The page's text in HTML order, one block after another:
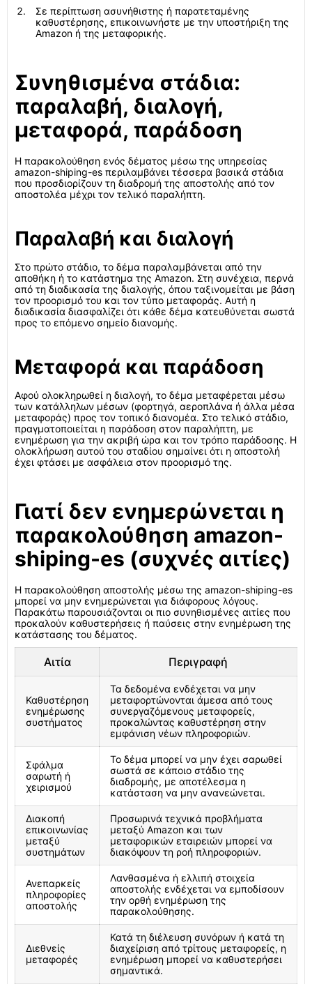
Σε περίπτωση ασυνήθιστης ή παρατεταμένης
καθυστέρησης, επικοινωνήστε με την υποστήριξη της
Amazon ή της μεταφορικής.
Συνηθισμένα στάδια:
παραλαβή, διαλογή,
μεταφορά, παράδοση
Η παρακολούθηση ενός δέματος μέσω της υπηρεσίας
amazon-shiping-es περιλαμβάνει τέσσερα βασικά στάδια
που προσδιορίζουν τη διαδρομή της αποστολής από τον
αποστολέα μέχρι τον τελικό παραλήπτη.
Παραλαβή και διαλογή
Στο πρώτο στάδιο, το δέμα παραλαμβάνεται από την
αποθήκη ή το κατάστημα της Amazon. Στη συνέχεια, περνά
από τη διαδικασία της διαλογής, όπου ταξινομείται με βάση
τον προορισμό του και τον τύπο μεταφοράς. Αυτή η
διαδικασία διασφαλίζει ότι κάθε δέμα κατευθύνεται σωστά
προς το επόμενο σημείο διανομής.
Μεταφορά και παράδοση
Αφού ολοκληρωθεί η διαλογή, το δέμα μεταφέρεται μέσω
των κατάλληλων μέσων (φορτηγά, αεροπλάνα ή άλλα μέσα
μεταφοράς) προς τον τοπικό διανομέα. Στο τελικό στάδιο,
πραγματοποιείται η παράδοση στον παραλήπτη, με
ενημέρωση για την ακριβή ώρα και τον τρόπο παράδοσης. Η
ολοκλήρωση αυτού του σταδίου σημαίνει ότι η αποστολή
έχει φτάσει με ασφάλεια στον προορισμό της.
Γιατί δεν ενημερώνεται η
παρακολούθηση amazon-
shiping-es (συχνές αιτίες)
Η παρακολούθηση αποστολής μέσω της amazon-shiping-es
μπορεί να μην ενημερώνεται για διάφορους λόγους.
Παρακάτω παρουσιάζονται οι πιο συνηθισμένες αιτίες που
προκαλούν καθυστερήσεις ή παύσεις στην ενημέρωση της
κατάστασης του δέματος.
Αιτία Περιγραφή
Καθυστέρηση
ενημέρωσης
συστήματος
Τα δεδομένα ενδέχεται να μην
μεταφορτώνονται άμεσα από τους
συνεργαζόμενους μεταφορείς,
προκαλώντας καθυστέρηση στην
εμφάνιση νέων πληροφοριών.
Σφάλμα
σαρωτή ή
χειρισμού
Το δέμα μπορεί να μην έχει σαρωθεί
σωστά σε κάποιο στάδιο της
διαδρομής, με αποτέλεσμα η
κατάσταση να μην ανανεώνεται.
Διακοπή
επικοινωνίας
μεταξύ
συστημάτων
Προσωρινά τεχνικά προβλήματα
μεταξύ Amazon και των
μεταφορικών εταιρειών μπορεί να
διακόψουν τη ροή πληροφοριών.
Ανεπαρκείς
πληροφορίες
αποστολής
Λανθασμένα ή ελλιπή στοιχεία
αποστολής ενδέχεται να εμποδίσουν
την ορθή ενημέρωση της
παρακολούθησης.
Διεθνείς
μεταφορές
Κατά τη διέλευση συνόρων ή κατά τη
διαχείριση από τρίτους μεταφορείς, η
ενημέρωση μπορεί να καθυστερήσει
σημαντικά.